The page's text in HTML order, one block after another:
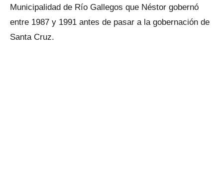
Municipalidad de Río Gallegos que Néstor gobernó
entre 1987 y 1991 antes de pasar a la gobernación de
Santa Cruz.